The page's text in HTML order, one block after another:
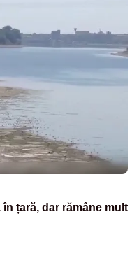
țară, dar rămâne mult